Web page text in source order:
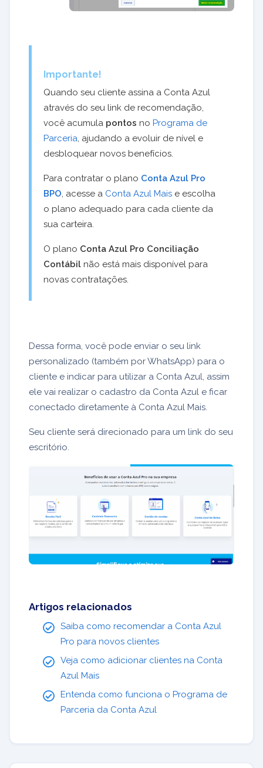
Importante!
Quando seu cliente assina a Conta Azul
através do seu link de recomendação,
você acumula pontos no Programa de
Parceria, ajudando a evoluir de nível e
desbloquear novos benefícios.
Para contratar o plano Conta Azul Pro
BPO, acesse a Conta Azul Mais e escolha
o plano adequado para cada cliente da
sua carteira.
O plano Conta Azul Pro Conciliação
Contábil não está mais disponível para
novas contratações.
Dessa forma, você pode enviar o seu link
personalizado (também por WhatsApp) para o
cliente e indicar para utilizar a Conta Azul, assim
ele vai realizar o cadastro da Conta Azul e ficar
conectado diretamente à Conta Azul Mais.
Seu cliente será direcionado para um link do seu
escritório.
Artigos relacionados
Saiba como recomendar a Conta Azul
Pro para novos clientes
Veja como adicionar clientes na Conta
Azul Mais
Entenda como funciona o Programa de
Parceria da Conta Azul